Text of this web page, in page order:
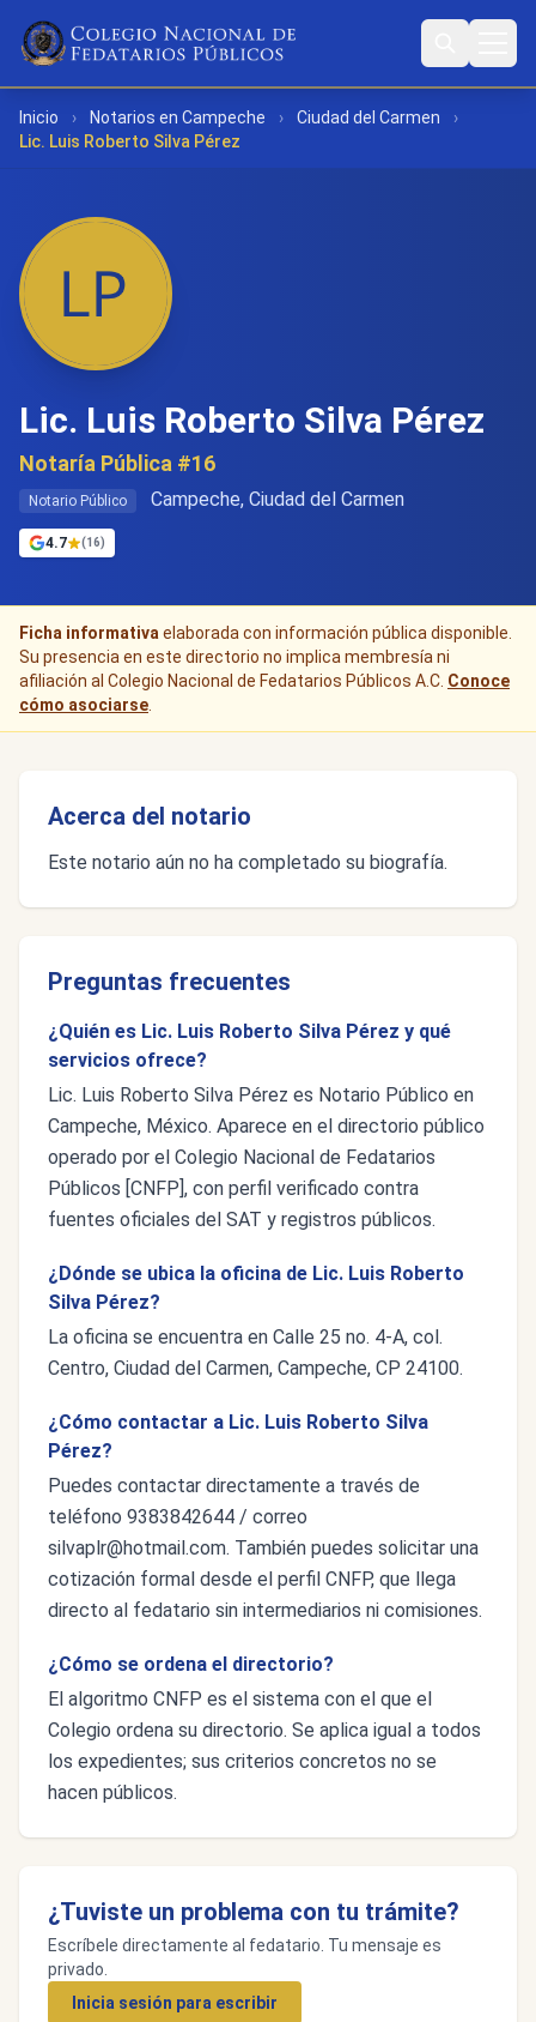
Inicio › Notarios en Campeche › Ciudad del Carmen
›
Lic. Luis Roberto Silva Pérez
Lic. Luis Roberto Silva Pérez
Notaría Pública #16
Notario Público Campeche, Ciudad del Carmen
4.7 (16)
Ficha informativa elaborada con información pública disponible.
Su presencia en este directorio no implica membresía ni
afiliación al Colegio Nacional de Fedatarios Públicos A.C. Conoce
cómo asociarse
Acerca del notario
Este notario aún no ha completado su biografía.
Preguntas frecuentes
¿Quién es Lic. Luis Roberto Silva Pérez y qué
servicios ofrece?
Lic. Luis Roberto Silva Pérez es Notario Público en
Campeche, México. Aparece en el directorio público
operado por el Colegio Nacional de Fedatarios
Públicos [CNFP], con perfil verificado contra
fuentes oficiales del SAT y registros públicos.
¿Dónde se ubica la oficina de Lic. Luis Roberto
Silva Pérez?
La oficina se encuentra en Calle 25 no. 4-A, col.
Centro, Ciudad del Carmen, Campeche, CP 24100.
¿Cómo contactar a Lic. Luis Roberto Silva
Pérez?
Puedes contactar directamente a través de
teléfono 9383842644 / correo
silvaplr@hotmail.com. También puedes solicitar una
cotización formal desde el perfil CNFP, que llega
directo al fedatario sin intermediarios ni comisiones.
¿Cómo se ordena el directorio?
El algoritmo CNFP es el sistema con el que el
Colegio ordena su directorio. Se aplica igual a todos
los expedientes; sus criterios concretos no se
hacen públicos.
¿Tuviste un problema con tu trámite?
Escríbele directamente al fedatario. Tu mensaje es
privado.
Inicia sesión para escribir